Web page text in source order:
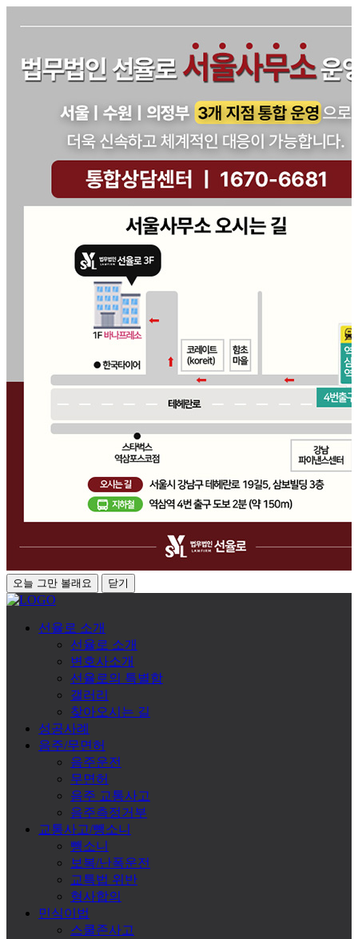
오늘 그만 볼래요 닫기
선율로 소개
선율로 소개
변호사소개
선율로의 특별함
갤러리
찾아오시는 길
성공사례
음주/무면허
음주운전
무면허
음주 교통사고
음주측정거부
교통사고/뺑소니
뺑소니
보복/난폭운전
교특법 위반
형사합의
민식이법
스쿨존사고